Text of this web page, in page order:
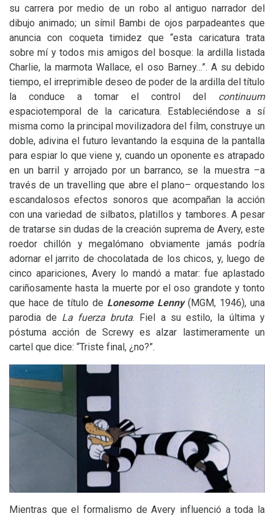
su carrera por medio de un robo al antiguo narrador del
dibujo animado; un símil Bambi de ojos parpadeantes que
anuncia con coqueta timidez que “esta caricatura trata
sobre mí y todos mis amigos del bosque: la ardilla listada
Charlie, la marmota Wallace, el oso Barney…”. A su debido
tiempo, el irreprimible deseo de poder de la ardilla del título
la conduce a tomar el control del continuum
espaciotemporal de la caricatura. Estableciéndose a sí
misma como la principal movilizadora del film, construye un
doble, adivina el futuro levantando la esquina de la pantalla
para espiar lo que viene y, cuando un oponente es atrapado
en un barril y arrojado por un barranco, se la muestra –a
través de un travelling que abre el plano– orquestando los
escandalosos efectos sonoros que acompañan la acción
con una variedad de silbatos, platillos y tambores. A pesar
de tratarse sin dudas de la creación suprema de Avery, este
roedor chillón y megalómano obviamente jamás podría
adornar el jarrito de chocolatada de los chicos, y, luego de
cinco apariciones, Avery lo mandó a matar: fue aplastado
cariñosamente hasta la muerte por el oso grandote y tonto
que hace de título de Lonesome Lenny(MGM, 1946), una
parodia de La fuerza bruta. Fiel a su estilo, la última y
póstuma acción de Screwy es alzar lastimeramente un
cartel que dice: “Triste final, ¿no?”.
Mientras que el formalismo de Avery influenció a toda la